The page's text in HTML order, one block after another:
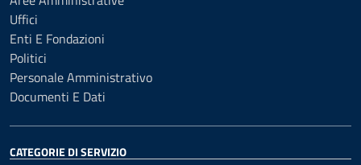
Uffici
Enti E Fondazioni
Politici
Personale Amministrativo
Documenti E Dati
CATEGORIE DI SERVIZIO